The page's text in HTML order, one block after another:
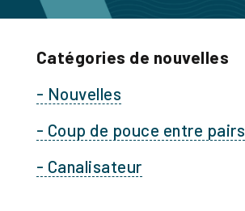
Catégories de nouvelles
- Nouvelles
- Coup de pouce entre pairs
- Canalisateur